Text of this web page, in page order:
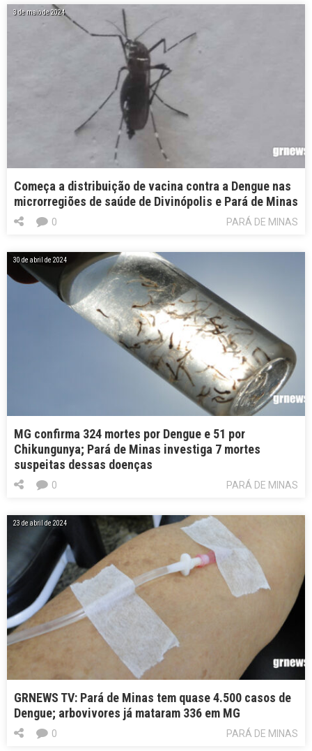
3 de maio de 2024
Começa a distribuição de vacina contra a Dengue nas
microrregiões de saúde de Divinópolis e Pará de Minas
PARÁ DE MINAS
0
30 de abril de 2024
MG confirma 324 mortes por Dengue e 51 por
Chikungunya; Pará de Minas investiga 7 mortes
suspeitas dessas doenças
PARÁ DE MINAS
0
23 de abril de 2024
GRNEWS TV: Pará de Minas tem quase 4.500 casos de
Dengue; arbovivores já mataram 336 em MG
PARÁ DE MINAS
0